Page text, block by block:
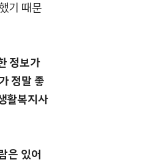
기 때문
정보가
정말 좋
활복지사
은 있어